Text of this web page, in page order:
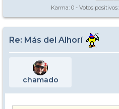
Karma: 0 - Votos positivos:
Re: Más del Alhorí
chamado